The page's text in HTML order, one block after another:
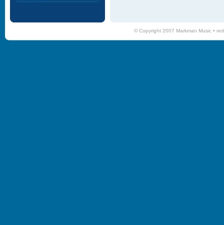
© Copyright 2007 Markman Music •